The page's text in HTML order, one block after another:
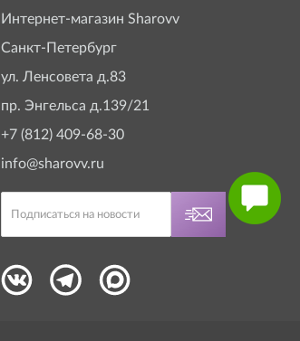
Интернет-магазин Sharovv
Санкт-Петербург
ул. Ленсовета д.83
пр. Энгельса д.139/21
+7 (812) 409-68-30
info@sharovv.ru